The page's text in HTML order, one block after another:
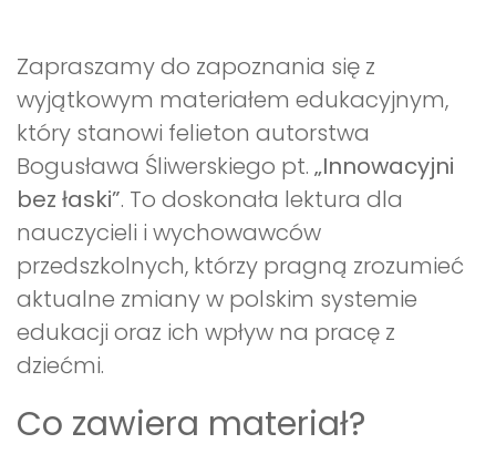
Zapraszamy do zapoznania się z
wyjątkowym materiałem edukacyjnym,
który stanowi felieton autorstwa
Bogusława Śliwerskiego pt. „Innowacyjni
bez łaski”. To doskonała lektura dla
nauczycieli i wychowawców
przedszkolnych, którzy pragną zrozumieć
aktualne zmiany w polskim systemie
edukacji oraz ich wpływ na pracę z
dziećmi.
Co zawiera materiał?